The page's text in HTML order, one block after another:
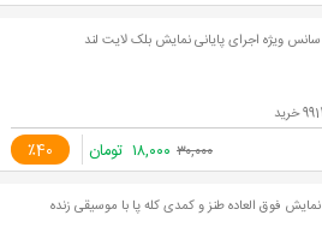
سانس ویژه اجرای پایانی نمایش بلک لایت لند
٪40 ۳۰,۰۰۰ ۱۸,۰۰۰ تومان
نمایش فوق العاده طنز و کمدی کله پا با موسیقی زنده